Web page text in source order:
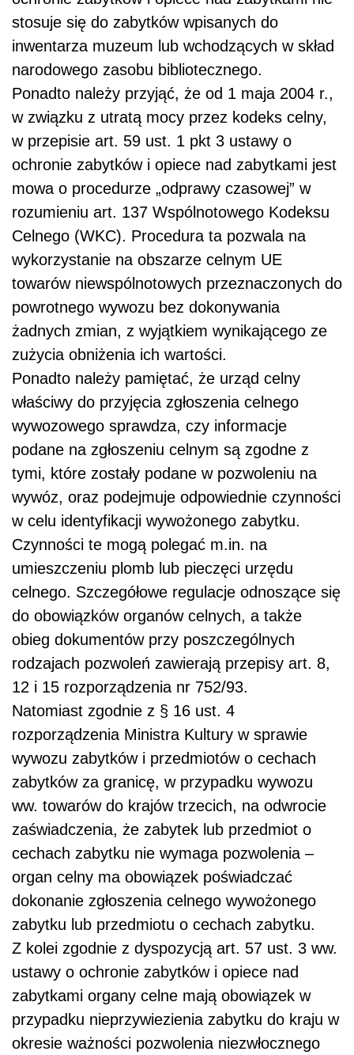
stosuje się do zabytków wpisanych do
inwentarza muzeum lub wchodzących w skład
narodowego zasobu bibliotecznego.
Ponadto należy przyjąć, że od 1 maja 2004 r.,
w związku z utratą mocy przez kodeks celny,
w przepisie art. 59 ust. 1 pkt 3 ustawy o
ochronie zabytków i opiece nad zabytkami jest
mowa o procedurze „odprawy czasowej” w
rozumieniu art. 137 Wspólnotowego Kodeksu
Celnego (WKC). Procedura ta pozwala na
wykorzystanie na obszarze celnym UE
towarów niewspólnotowych przeznaczonych do
powrotnego wywozu bez dokonywania
żadnych zmian, z wyjątkiem wynikającego ze
zużycia obniżenia ich wartości.
Ponadto należy pamiętać, że urząd celny
właściwy do przyjęcia zgłoszenia celnego
wywozowego sprawdza, czy informacje
podane na zgłoszeniu celnym są zgodne z
tymi, które zostały podane w pozwoleniu na
wywóz, oraz podejmuje odpowiednie czynności
w celu identyfikacji wywożonego zabytku.
Czynności te mogą polegać m.in. na
umieszczeniu plomb lub pieczęci urzędu
celnego. Szczegółowe regulacje odnoszące się
do obowiązków organów celnych, a także
obieg dokumentów przy poszczególnych
rodzajach pozwoleń zawierają przepisy art. 8,
12 i 15 rozporządzenia nr 752/93.
Natomiast zgodnie z § 16 ust. 4
rozporządzenia Ministra Kultury w sprawie
wywozu zabytków i przedmiotów o cechach
zabytków za granicę, w przypadku wywozu
ww. towarów do krajów trzecich, na odwrocie
zaświadczenia, że zabytek lub przedmiot o
cechach zabytku nie wymaga pozwolenia –
organ celny ma obowiązek poświadczać
dokonanie zgłoszenia celnego wywożonego
zabytku lub przedmiotu o cechach zabytku.
Z kolei zgodnie z dyspozycją art. 57 ust. 3 ww.
ustawy o ochronie zabytków i opiece nad
zabytkami organy celne mają obowiązek w
przypadku nieprzywiezienia zabytku do kraju w
okresie ważności pozwolenia niezwłocznego